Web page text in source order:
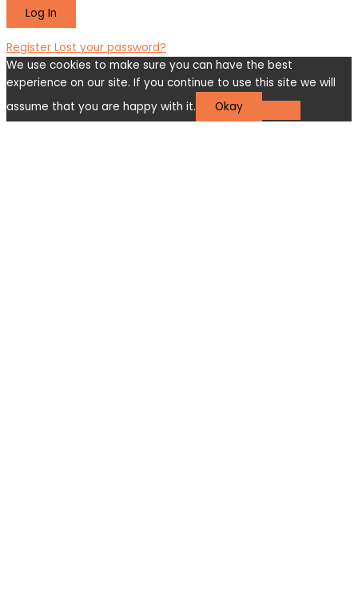
Register Lost your password?
We use cookies to make sure you can have the best
experience on our site. If you continue to use this site we will
assume that you are happy with it.
Okay